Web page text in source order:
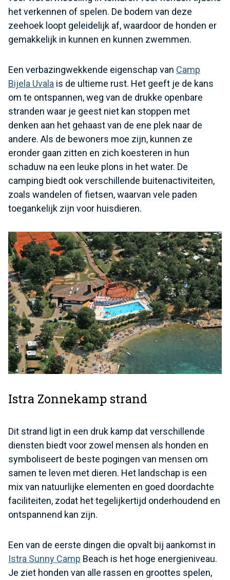
het verkennen of spelen. De bodem van deze
zeehoek loopt geleidelijk af, waardoor de honden er
gemakkelijk in kunnen en kunnen zwemmen.
Een verbazingwekkende eigenschap van Camp
Bijela Uvala is de ultieme rust. Het geeft je de kans
om te ontspannen, weg van de drukke openbare
stranden waar je geest niet kan stoppen met
denken aan het gehaast van de ene plek naar de
andere. Als de bewoners moe zijn, kunnen ze
eronder gaan zitten en zich koesteren in hun
schaduw na een leuke plons in het water. De
camping biedt ook verschillende buitenactiviteiten,
zoals wandelen of fietsen, waarvan vele paden
toegankelijk zijn voor huisdieren.
Istra Zonnekamp strand
Dit strand ligt in een druk kamp dat verschillende
diensten biedt voor zowel mensen als honden en
symboliseert de beste pogingen van mensen om
samen te leven met dieren. Het landschap is een
mix van natuurlijke elementen en goed doordachte
faciliteiten, zodat het tegelijkertijd onderhoudend en
ontspannend kan zijn.
Een van de eerste dingen die opvalt bij aankomst in
Istra Sunny Camp Beach is het hoge energieniveau.
Je ziet honden van alle rassen en groottes spelen,